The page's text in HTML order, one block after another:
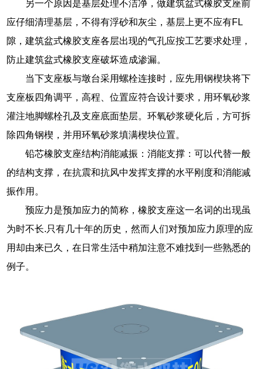
另一个原因是基层处理不洁净，做建筑盆式橡胶支座前
应仔细清理基层，不得有浮砂和灰尘，基层上更不应有FL
隙，建筑盆式橡胶支座各层出现的气孔应按工艺要求处理，
防止建筑盆式橡胶支座破坏造成渗漏。
当下支座板与墩台采用螺栓连接时，应先用钢楔块将下
支座板四角调平，高程、位置应符合设计要求，用环氧砂浆
灌注地脚螺栓孔及支座底面垫层。环氧砂浆硬化后，方可拆
除四角钢楔，并用环氧砂浆填满楔块位置。
铅芯橡胶支座结构消能减振：消能支撑：可以代替一般
的结构支撑，在抗震和抗风中发挥支撑的水平刚度和消能减
振作用。
预应力是预加应力的简称，橡胶支座这一名词的出现虽
为时不长.只有几十年的历史，然而人们对预加应力原理的应
用却由来已久，在日常生活中稍加注意不难找到一些熟悉的
例子。